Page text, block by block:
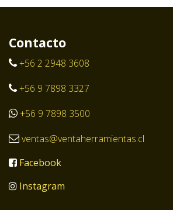
Contacto
+56 2 2948 3608
+56 9 7898 3327
+56 9 7898 3500
ventas@ventaherramientas.cl
Facebook
Instagram